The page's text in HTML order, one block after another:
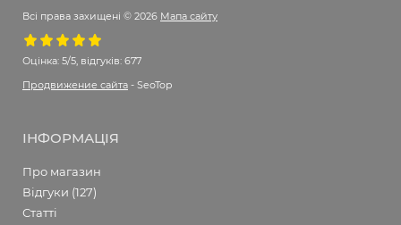
Всі права захищені © 2026 Мапа сайту
Оцінка: 5/5, відгуків: 677
Продвижение сайта - SeoTop
ІНФОРМАЦІЯ
Про магазин
Відгуки (127)
Статті